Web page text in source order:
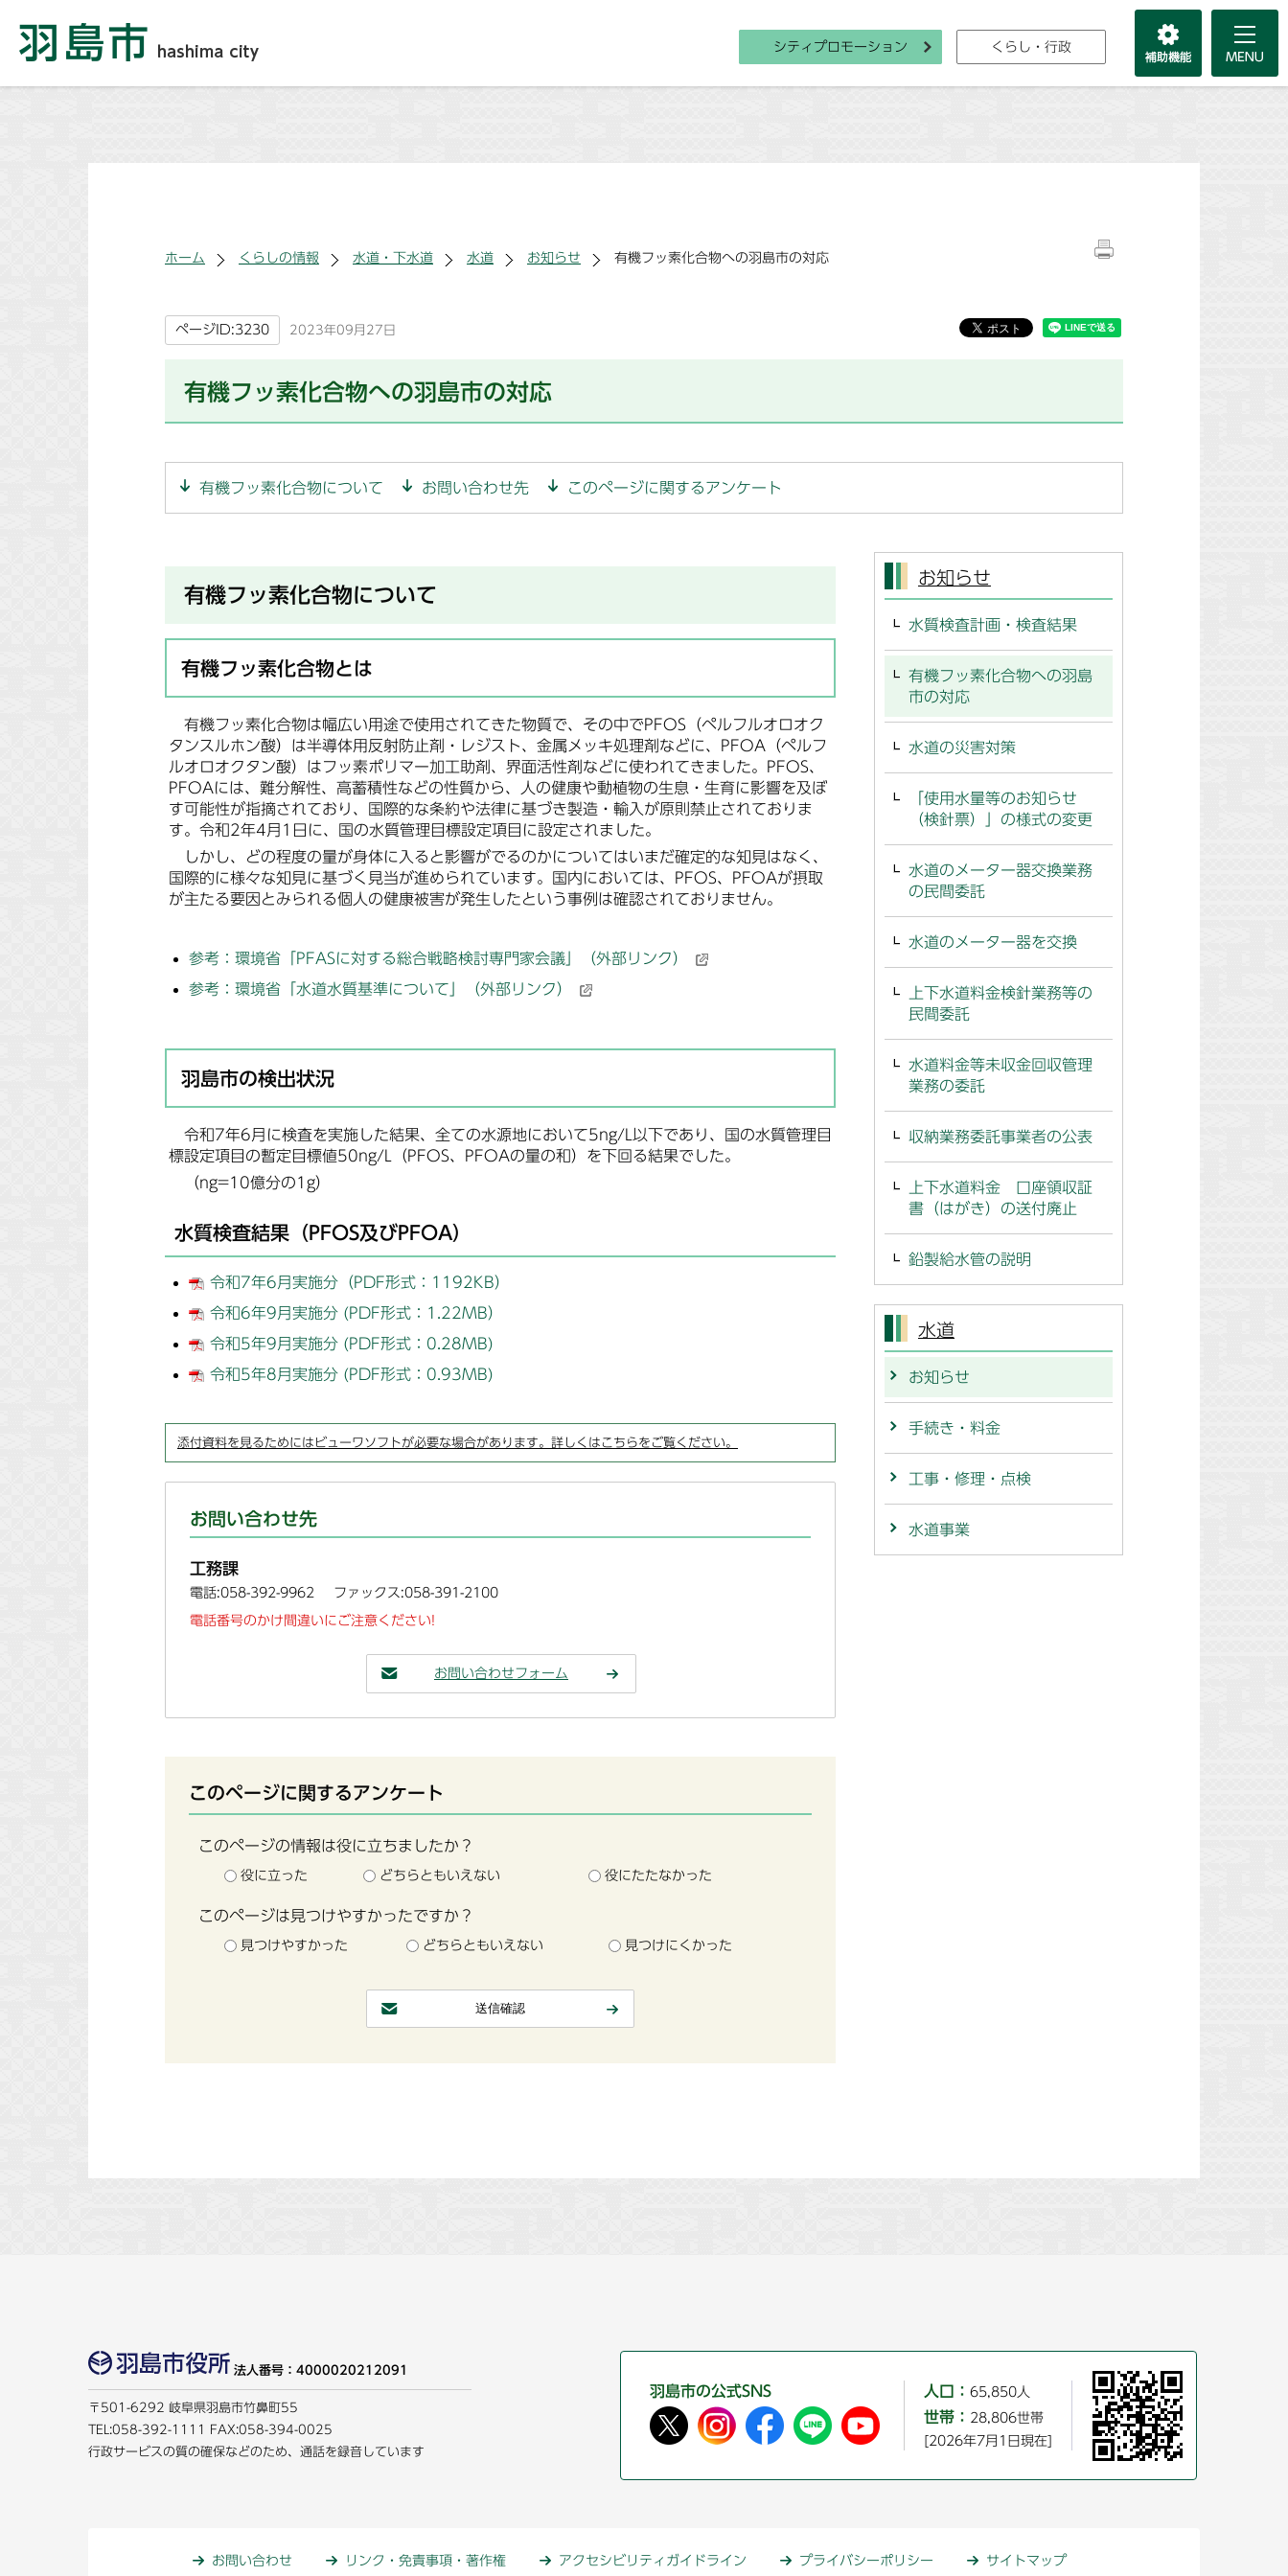
シティプロモーション くらし・行政
ホーム くらしの情報 水道・下水道 水道 お知らせ 有機フッ素化合物への羽島市の対応
ページID:3230 2023年09月27日
有機フッ素化合物への羽島市の対応
有機フッ素化合物について お問い合わせ先 このページに関するアンケート
有機フッ素化合物について
有機フッ素化合物とは
有機フッ素化合物は幅広い用途で使用されてきた物質で、その中でPFOS（ペルフルオロオク
タンスルホン酸）は半導体用反射防止剤・レジスト、金属メッキ処理剤などに、PFOA（ペルフ
ルオロオクタン酸）はフッ素ポリマー加工助剤、界面活性剤などに使われてきました。PFOS、
PFOAには、難分解性、高蓄積性などの性質から、人の健康や動植物の生息・生育に影響を及ぼ
す可能性が指摘されており、国際的な条約や法律に基づき製造・輸入が原則禁止されておりま
す。令和2年4月1日に、国の水質管理目標設定項目に設定されました。
しかし、どの程度の量が身体に入ると影響がでるのかについてはいまだ確定的な知見はなく、
国際的に様々な知見に基づく見当が進められています。国内においては、PFOS、PFOAが摂取
が主たる要因とみられる個人の健康被害が発生したという事例は確認されておりません。
参考：環境省「PFASに対する総合戦略検討専門家会議」（外部リンク）
参考：環境省「水道水質基準について」（外部リンク）
羽島市の検出状況
令和7年6月に検査を実施した結果、全ての水源地において5ng/L以下であり、国の水質管理目
標設定項目の暫定目標値50ng/L（PFOS、PFOAの量の和）を下回る結果でした。
（ng=10億分の1g）
水質検査結果（PFOS及びPFOA）
令和7年6月実施分（PDF形式：1192KB）
令和6年9月実施分 (PDF形式：1.22MB）
令和5年9月実施分 (PDF形式：0.28MB)
令和5年8月実施分 (PDF形式：0.93MB)
添付資料を見るためにはビューワソフトが必要な場合があります。詳しくはこちらをご覧ください。
お問い合わせ先
工務課
電話:058-392-9962 ファックス:058-391-2100
電話番号のかけ間違いにご注意ください!
お問い合わせフォーム
このページに関するアンケート
このページの情報は役に立ちましたか？
役に立った どちらともいえない 役にたたなかった
このページは見つけやすかったですか？
見つけやすかった どちらともいえない 見つけにくかった
お知らせ
水質検査計画・検査結果
有機フッ素化合物への羽島
市の対応
水道の災害対策
「使用水量等のお知らせ
（検針票）」の様式の変更
水道のメーター器交換業務
の民間委託
水道のメーター器を交換
上下水道料金検針業務等の
民間委託
水道料金等未収金回収管理
業務の委託
収納業務委託事業者の公表
上下水道料金 口座領収証
書（はがき）の送付廃止
鉛製給水管の説明
水道
お知らせ
手続き・料金
工事・修理・点検
水道事業
法人番号：4000020212091
〒501-6292 岐阜県羽島市竹鼻町55
TEL:058-392-1111
FAX:058-394-0025
行政サービスの質の確保などのため、通話を録音しています
羽島市の公式SNS 人口： 65,850人
世帯： 28,806世帯
[2026年7月1日現在]
お問い合わせ リンク・免責事項・著作権 アクセシビリティガイドライン プライバシーポリシー サイトマップ